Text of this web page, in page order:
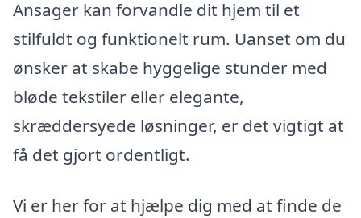
Ansager kan forvandle dit hjem til et
stilfuldt og funktionelt rum. Uanset om du
ønsker at skabe hyggelige stunder med
bløde tekstiler eller elegante,
skræddersyede løsninger, er det vigtigt at
få det gjort ordentligt.
Vi er her for at hjælpe dig med at finde de